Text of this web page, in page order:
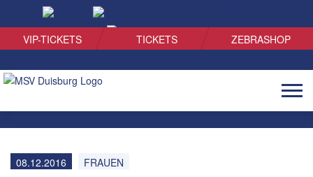
VIP-TICKETS TICKETS ZEBRASHOP
08.12.2016 FRAUEN